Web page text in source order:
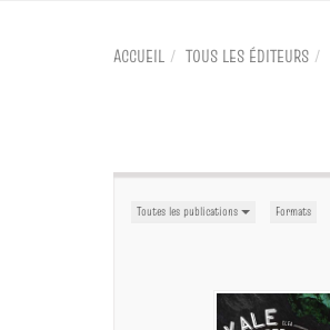
ACCUEIL TOUS LES ÉDITEURS
Toutes les publications Formats